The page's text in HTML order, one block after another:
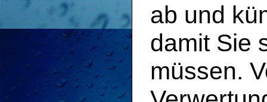
ab und
damit Sie
müssen.